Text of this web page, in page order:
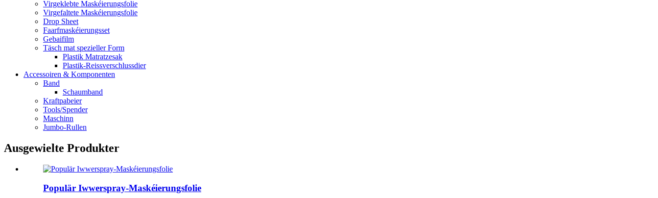
Virgeklebte Maskéierungsfolie
Virgefaltete Maskéierungsfolie
Drop Sheet
Faarfmaskéierungsset
Gebaifilm
Täsch mat spezieller Form
Plastik Matratzesak
Plastik-Reissverschlussdier
Accessoiren & Komponenten
Band
Schaumband
Kraftpabeier
Tools/Spender
Maschinn
Jumbo-Rullen
Ausgewielte Produkter
Populär Iwwerspray-Maskéierungsfolie